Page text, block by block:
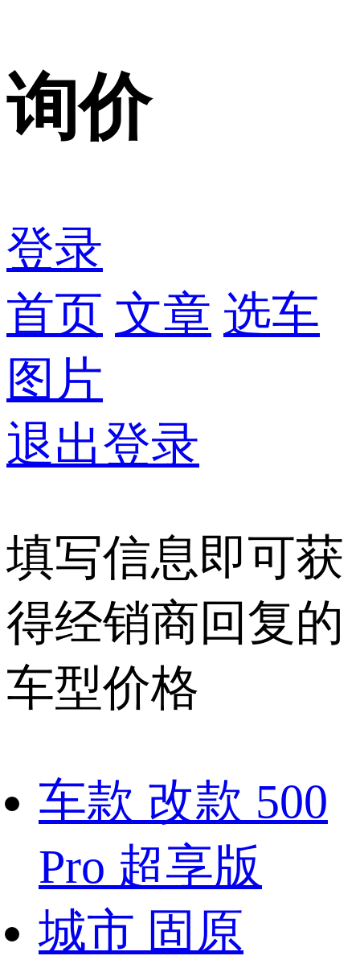
询价
登录
首页 文章 选车
图片
退出登录
填写信息即可获
得经销商回复的
车型价格
车款 改款 500
Pro 超享版
城市 固原